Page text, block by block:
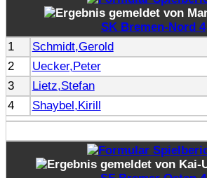
SK Bremen-Nord 4
1 Schmidt,Gerold
2
Uecker,Peter
3
Lietz,Stefan
4
Shaybel,Kirill